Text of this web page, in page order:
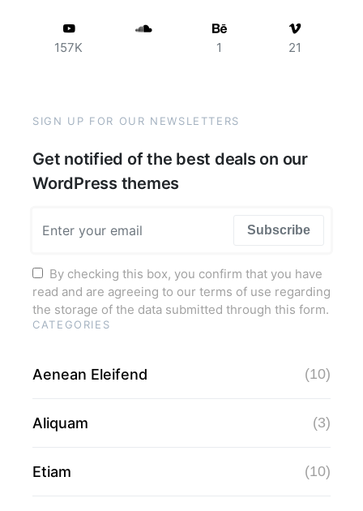
157K 1 21
SIGN UP FOR OUR NEWSLETTERS
Get notified of the best deals on our
WordPress themes
Subscribe
By checking this box, you confirm that you have
read and are agreeing to our terms of use regarding
the storage of the data submitted through this form.
CATEGORIES
Aenean Eleifend (10)
Aliquam (3)
Etiam (10)